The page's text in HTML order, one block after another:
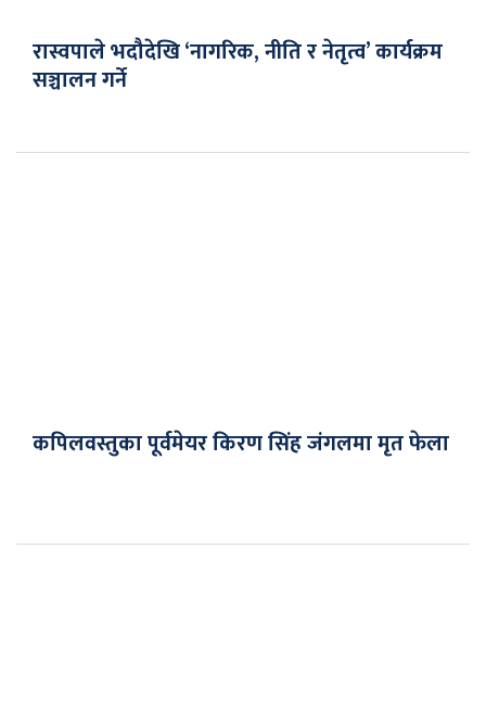
रास्वपाले भदौदेखि ‘नागरिक, नीति र नेतृत्व’ कार्यक्रम
सञ्चालन गर्ने
कपिलवस्तुका पूर्वमेयर किरण सिंह जंगलमा मृत फेला